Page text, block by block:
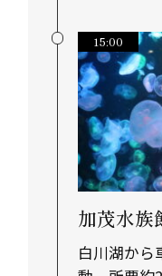
15:00
加茂水族
白川湖から